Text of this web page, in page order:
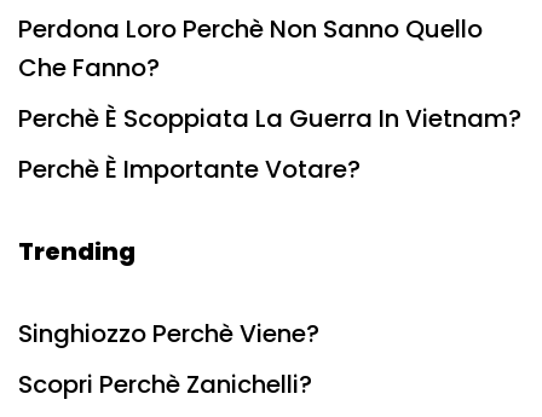
Perdona Loro Perchè Non Sanno Quello
Che Fanno?
Perchè È Scoppiata La Guerra In Vietnam?
Perchè È Importante Votare?
Trending
Singhiozzo Perchè Viene?
Scopri Perchè Zanichelli?